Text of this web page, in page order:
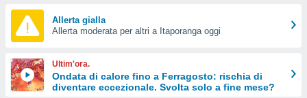
Web
le
Allerta gialla
Allerta moderata per altri a Itaporanga oggi
Ultim'ora.
Ondata di calore fino a Ferragosto: rischia di
diventare eccezionale. Svolta solo a fine mese?